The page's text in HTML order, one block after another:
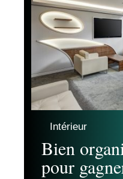
Intérieur
Bien
pour